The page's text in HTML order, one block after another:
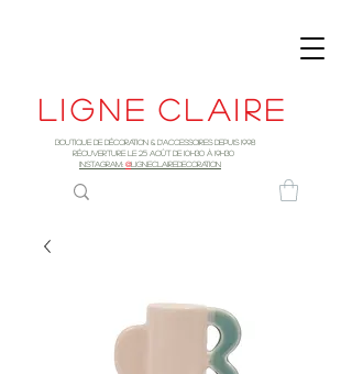
Ligne claire
Boutique de décoration & d'accessoires depuis 1998
RÉOUVERTURE LE 25 AOûT DE 10h30 à 19H30
INSTAGRAM: @LIGNECLAIREDECORATION